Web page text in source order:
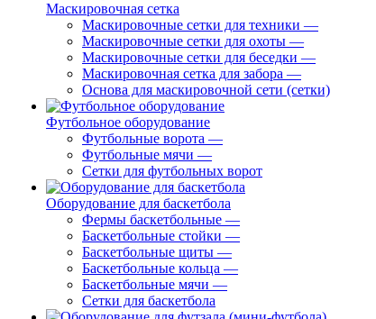
Маскировочная сетка
Маскировочные сетки для техники —
Маскировочные сетки для охоты —
Маскировочные сетки для беседки —
Маскировочная сетка для забора —
Основа для маскировочной сети (сетки)
Футбольное оборудование
Футбольные ворота —
Футбольные мячи —
Сетки для футбольных ворот
Оборудование для баскетбола
Фермы баскетбольные —
Баскетбольные стойки —
Баскетбольные щиты —
Баскетбольные кольца —
Баскетбольные мячи —
Сетки для баскетбола